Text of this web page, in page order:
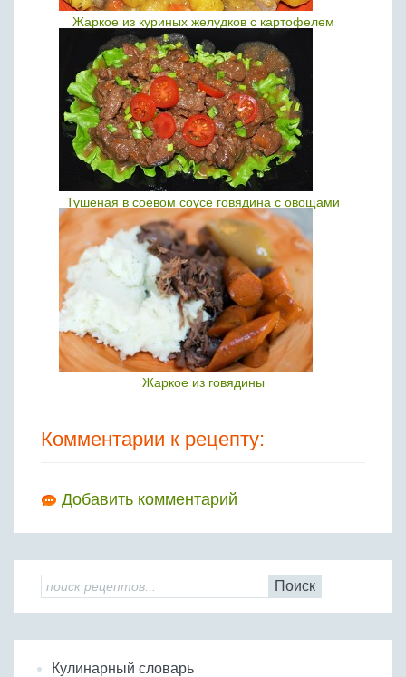
Жаркое из куриных желудков с картофелем
Тушеная в соевом соусе говядина с овощами
Жаркое из говядины
Комментарии к рецепту:
Добавить комментарий
Поиск
Кулинарный словарь